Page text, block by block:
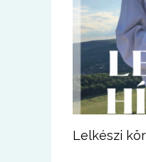
Lelkészi